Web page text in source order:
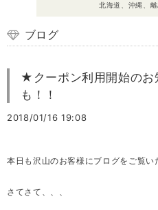
北海道、沖縄、離
ブログ
★クーポン利用開始の
も！！
2018/01/16 19:08
本日も沢山のお客様にブログをご覧
さてさて、、、